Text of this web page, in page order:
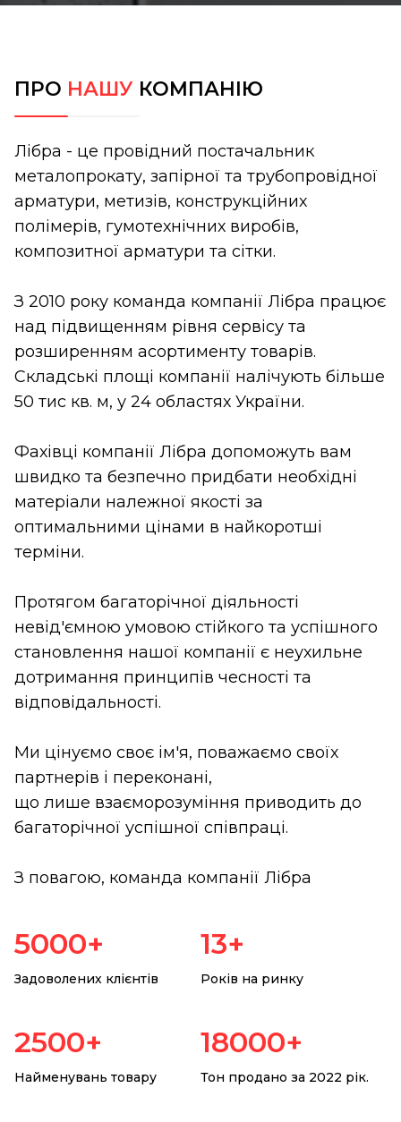
ПРО НАШУ КОМПАНІЮ
Лібра - це провідний постачальник
металопрокату, запірної та трубопровідної
арматури, метизів, конструкційних
полімерів, гумотехнічних виробів,
композитної арматури та сітки.
З 2010 року команда компанії Лібра працює
над підвищенням рівня сервісу та
розширенням асортименту товарів.
Складські площі компанії налічують більше
50 тис кв. м, у 24 областях України.
Фахівці компанії Лібра допоможуть вам
швидко та безпечно придбати необхідні
матеріали належної якості за
оптимальними цінами в найкоротші
терміни.
Протягом багаторічної діяльності
невід'ємною умовою стійкого та успішного
становлення нашої компанії є неухильне
дотримання принципів чесності та
відповідальності.
Ми цінуємо своє ім'я, поважаємо своїх
партнерів і переконані,
що лише взаєморозуміння приводить до
багаторічної успішної співпраці.
З повагою, команда компанії Лібра
5000+
Задоволених клієнтів
13+
Років на ринку
2500+
Найменувань товару
18000+
Тон продано за 2022 рік.